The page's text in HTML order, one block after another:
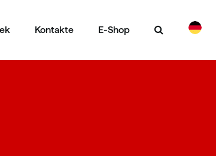
EN
Kontakte E-Shop